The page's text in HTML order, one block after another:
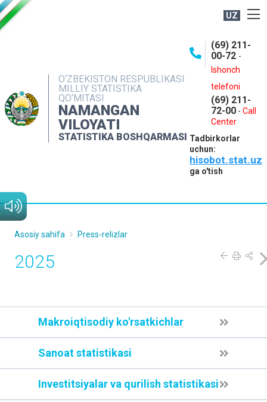
UZ
O‘ZBEKISTON RESPUBLIKASI
MILLIY STATISTIKA
QO‘MITASI
NAMANGAN
VILOYATI
STATISTIKA BOSHQARMASI
(69) 211-
00-72 -
Ishonch
telefoni
(69) 211-
72-00 - Call
Center
Tadbirkorlar
uchun:
hisobot.stat.uz
ga o'tish
NASHRLAR
INTERAKTIV XIZMATLAR
MATBUOT XIZMATI
MUROJAATLAR
Asosiy sahifa Press-relizlar
2025
Makroiqtisodiy ko'rsatkichlar
Sanoat statistikasi
Investitsiyalar va qurilish statistikasi